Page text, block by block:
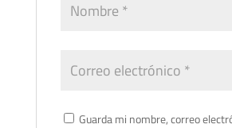
Guarda mi nombre, correo